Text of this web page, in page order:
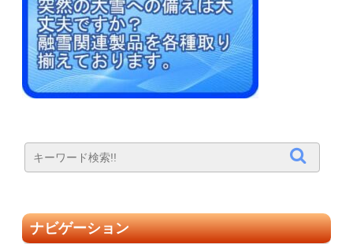
ナビゲーション